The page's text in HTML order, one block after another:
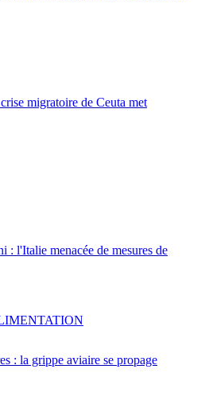
migratoire de Ceuta met
: l'Italie menacée de mesures de
: la grippe aviaire se propage